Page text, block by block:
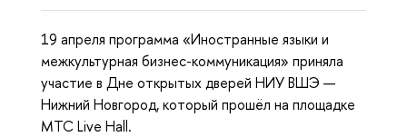
19 апреля программа «Иностранные языки и
межкультурная бизнес-коммуникация» приняла
участие в Дне открытых дверей НИУ ВШЭ —
Нижний Новгород, который прошёл на площадке
МТС Live Hall.